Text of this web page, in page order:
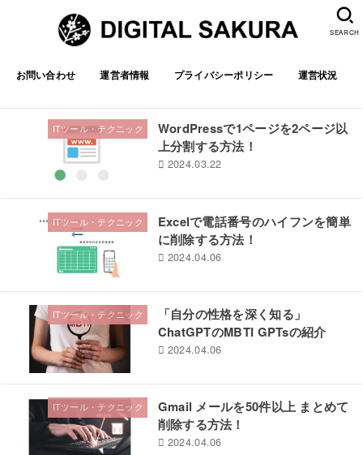
お問い合わせ 運営者情報 プライバシーポリシー 運営状況
SEARCH
ITツール・テクニック
WordPressで1ページを2ページ以
上分割する方法！
2024.03.22
ITツール・テクニック
Excelで電話番号のハイフンを簡単
に削除する方法！
2024.04.06
ITツール・テクニック
「自分の性格を深く知る」
ChatGPTのMBTI GPTsの紹介
2024.04.06
ITツール・テクニック
Gmail メールを50件以上 まとめて
削除する方法！
2024.04.06